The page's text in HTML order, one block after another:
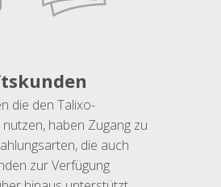
die den Talixo-
haben Zugang zu
die auch
zur Verfügung